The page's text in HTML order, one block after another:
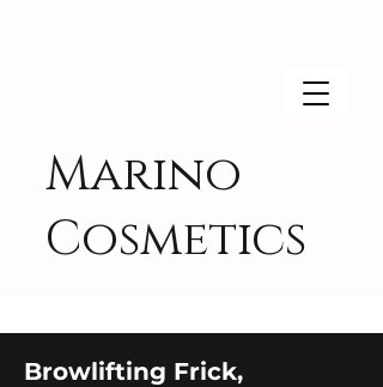
Marino
Cosmetics
Browlifting Frick,